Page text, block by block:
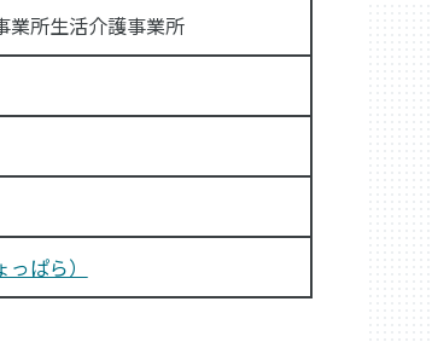
業所生活介護事業所
ぱら）